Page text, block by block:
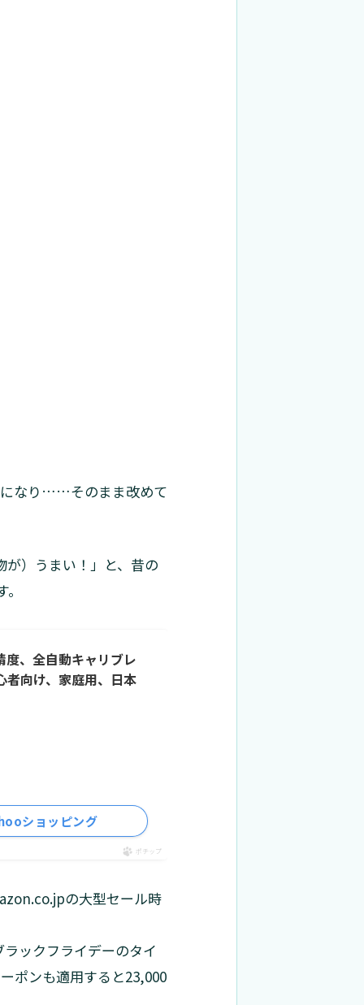
になり……そのまま改めて
）うまい！」と、昔の
、全自動キャリブレ
者向け、家庭用、日本
ショッピング
ポチップ
の大型セール時
ックフライデーのタイ
ポンも適用すると23,000